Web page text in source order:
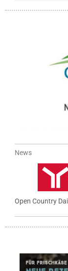
News
Open Country